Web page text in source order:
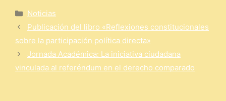
Categorías
Noticias
Publicación del libro «Reflexiones constitucionales
sobre la participación política directa»
Jornada Académica: La iniciativa ciudadana
vinculada al referéndum en el derecho comparado